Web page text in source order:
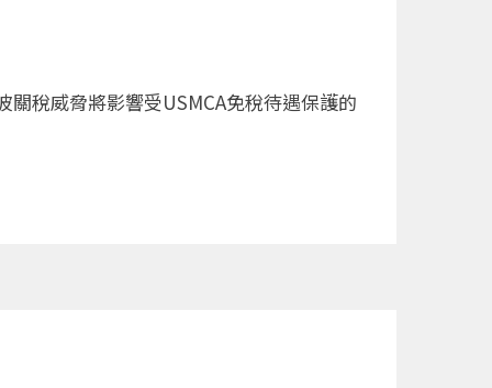
稅威脅將影響受USMCA免稅待遇保護的